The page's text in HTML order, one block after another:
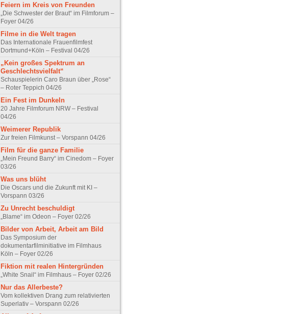
Feiern im Kreis von Freunden
„Die Schwester der Braut“ im Filmforum –
Foyer 04/26
Filme in die Welt tragen
Das Internationale Frauenfilmfest
Dortmund+Köln – Festival 04/26
„Kein großes Spektrum an
Geschlechtsvielfalt“
Schauspielerin Caro Braun über „Rose“
– Roter Teppich 04/26
Ein Fest im Dunkeln
20 Jahre Filmforum NRW – Festival
04/26
Weimerer Republik
Zur freien Filmkunst – Vorspann 04/26
Film für die ganze Familie
„Mein Freund Barry“ im Cinedom – Foyer
03/26
Was uns blüht
Die Oscars und die Zukunft mit KI –
Vorspann 03/26
Zu Unrecht beschuldigt
„Blame“ im Odeon – Foyer 02/26
Bilder von Arbeit, Arbeit am Bild
Das Symposium der
dokumentarfilminitiative im Filmhaus
Köln – Foyer 02/26
Fiktion mit realen Hintergründen
„White Snail“ im Filmhaus – Foyer 02/26
Nur das Allerbeste?
Vom kollektiven Drang zum relativierten
Superlativ – Vorspann 02/26